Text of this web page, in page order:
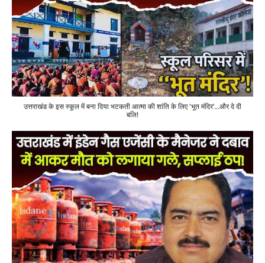
उत्तराखंड के इस स्कूल में बना दिया भटकती आत्मा की शांति के लिए 'भूत मंदिर'...और दे दी
बलि!